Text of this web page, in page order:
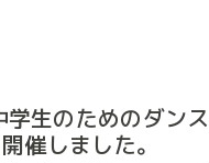
生のためのダン
催しました。